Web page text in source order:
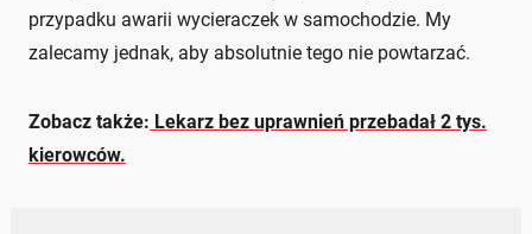
przypadku awarii wycieraczek w samochodzie. My
zalecamy jednak, aby absolutnie tego nie powtarzać.
Zobacz także: Lekarz bez uprawnień przebadał 2 tys.
kierowców.